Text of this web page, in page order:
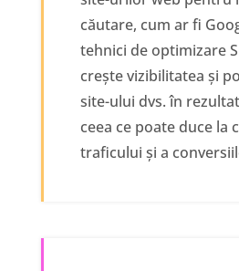
căutare, cum ar fi
tehnici de optimizare
crește vizibilitatea și
site-ului dvs. în
ceea ce poate duce la
traficului și a